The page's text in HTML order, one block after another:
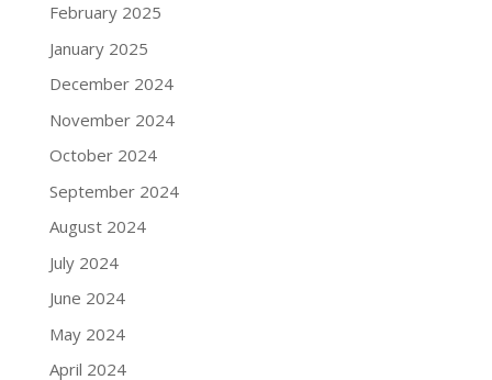
February 2025
January 2025
December 2024
November 2024
October 2024
September 2024
August 2024
July 2024
June 2024
May 2024
April 2024